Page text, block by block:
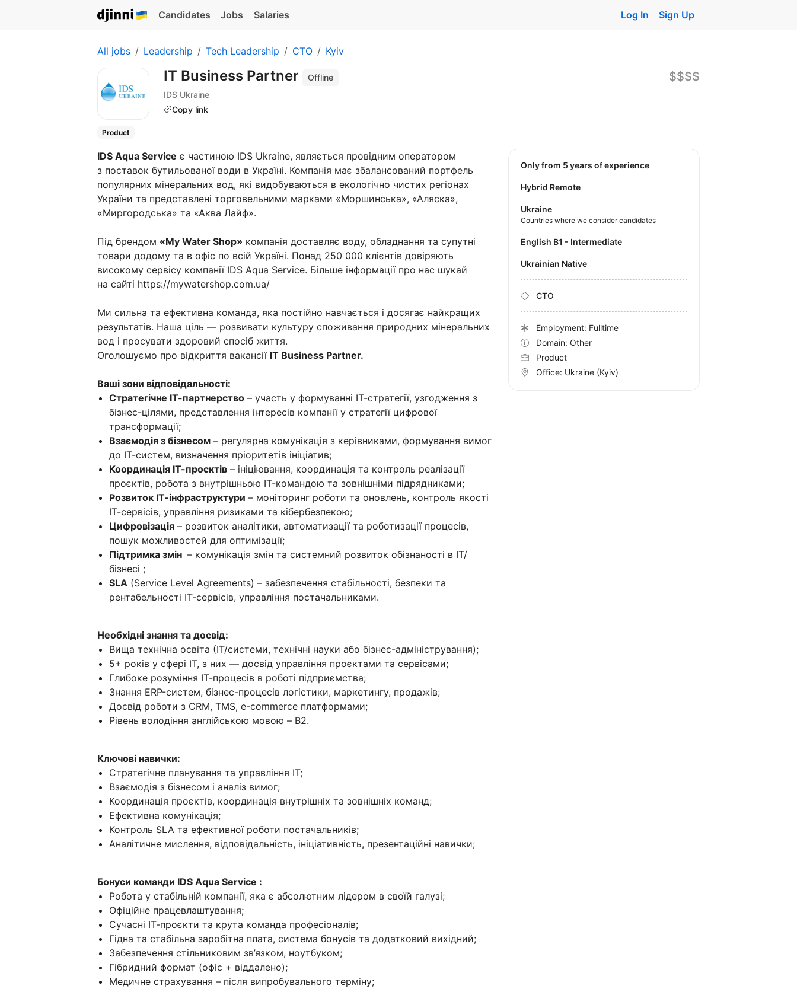
Candidates Jobs Salaries Log In Sign Up
All jobs Leadership Tech Leadership CTO Kyiv
IT Business Partner
Offline
IDS Ukraine
Copy link
$$$$
Product
IDS Aqua Service є частиною IDS Ukraine, являється провідним оператором
з поставок бутильованої води в Україні. Компанія має збалансований портфель
популярних мінеральних вод, які видобуваються в екологічно чистих регіонах
України та представлені торговельними марками «Моршинська», «Аляска»,
«Миргородська» та «Аква Лайф».
Під брендом «My Water Shop» компанія доставляє воду, обладнання та супутні
товари додому та в офіс по всій Україні. Понад 250 000 клієнтів довіряють
високому сервісу компанії IDS Aqua Service. Більше інформації про нас шукай
на сайті https://mywatershop.com.ua/
Ми сильна та ефективна команда, яка постійно навчається і досягає найкращих
результатів. Наша ціль — розвивати культуру споживання природних мінеральних
вод і просувати здоровий спосіб життя.
Оголошуємо про відкриття вакансії IT Business Partner.
Ваші зони відповідальності:
Стратегічне ІТ-партнерство – участь у формуванні ІТ-стратегії, узгодження з
бізнес-цілями, представлення інтересів компанії у стратегії цифрової
трансформації;
Взаємодія з бізнесом – регулярна комунікація з керівниками, формування вимог
до ІТ-систем, визначення пріоритетів ініціатив;
Координація ІТ-проєктів – ініціювання, координація та контроль реалізації
проєктів, робота з внутрішньою ІТ-командою та зовнішніми підрядниками;
Розвиток ІТ-інфраструктури – моніторинг роботи та оновлень, контроль якості
ІТ-сервісів, управління ризиками та кібербезпекою;
Цифровізація – розвиток аналітики, автоматизації та роботизації процесів,
пошук можливостей для оптимізації;
Підтримка змін – комунікація змін та системний розвиток обізнаності в ІТ/
бізнесі ;
SLA (Service Level Agreements) – забезпечення стабільності, безпеки та
рентабельності ІТ-сервісів, управління постачальниками.
Необхідні знання та досвід:
Вища технічна освіта (ІТ/системи, технічні науки або бізнес-адміністрування);
5+ років у сфері ІТ, з них — досвід управління проєктами та сервісами;
Глибоке розуміння ІТ-процесів в роботі підприємства;
Знання ERP-систем, бізнес-процесів логістики, маркетингу, продажів;
Досвід роботи з CRM, TMS, e-commerce платформами;
Рівень володіння англійською мовою – B2.
Ключові навички:
Стратегічне планування та управління ІТ;
Взаємодія з бізнесом і аналіз вимог;
Координація проєктів, координація внутрішніх та зовнішніх команд;
Ефективна комунікація;
Контроль SLA та ефективної роботи постачальників;
Аналітичне мислення, відповідальність, ініціативність, презентаційні навички;
Бонуси команди IDS Aqua Service :
Робота у стабільній компанії, яка є абсолютним лідером в своїй галузі;
Офіційне працевлаштування;
Сучасні ІТ-проєкти та крута команда професіоналів;
Гідна та стабільна заробітна плата, система бонусів та додатковий вихідний;
Забезпечення стільниковим зв’язком, ноутбуком;
Гібридний формат (офіс + віддалено);
Медичне страхування – після випробувального терміну;
Only from 5 years of experience
Hybrid Remote
Ukraine
Countries where we consider candidates
English B1 - Intermediate
Ukrainian Native
CTO
Employment: Fulltime
Domain: Other
Product
Office: Ukraine (Kyiv)